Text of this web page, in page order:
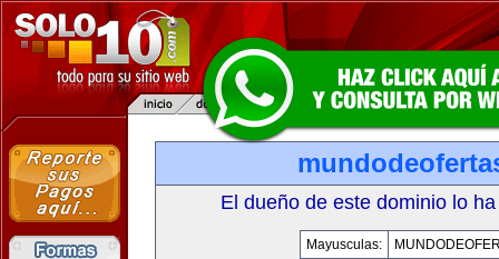
El dueño de este dominio lo
Mayusculas: